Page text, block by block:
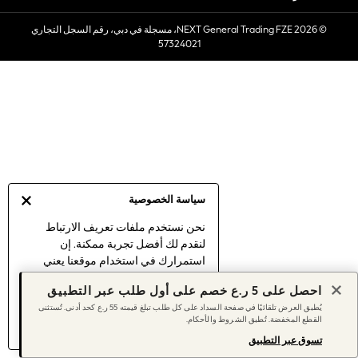
سياسة الخصوصية
نحن نستخدم ملفات تعريف الارتباط
لنقدم لك أفضل تجربة ممكنة. إن
استمرارك في استخدام موقعنا يعني
الارتباط.
اكتشف المزيد عن إدارة إعدادات ملفات
تعريف الارتباط (الكوكيز).
Sets & Outfits
Linen Collection
Women's Holiday Shop
Women's Travel Styles
Linen Collection
Tops & T-Shirts
Cover Ups & Kaftans
Sandals
Swimwear
© 2026 NEXT General Trading FZE، مسجلة في دبي، رقم السجل التجاري
57324021
احصل على 5 ر.ع خصم على أول طلب عبر التطبيق
يُطبق العرض تلقائيًا في صفحة السداد على كل طلب تبلغ قيمته 55 ر.ع كحد أدنى. تُستثنى
القطع المخفضة. تُطبق الشروط والأحكام.
تسوق عبر التطبيق